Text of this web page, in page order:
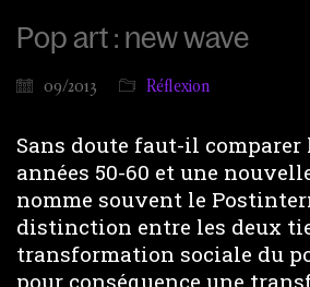
Pop art : new wave
09/2013 Réflexion
Sans doute faut-il comparer
années 50-60 et une
nomme souvent le
distinction entre les deux
transformation sociale du
pour conséquence une